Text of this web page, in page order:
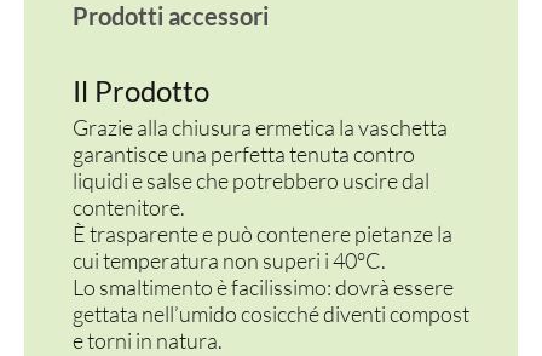
Prodotti accessori
Il Prodotto
Grazie alla chiusura ermetica la vaschetta
garantisce una perfetta tenuta contro
liquidi e salse che potrebbero uscire dal
contenitore.
È trasparente e può contenere pietanze la
cui temperatura non superi i 40°C.
Lo smaltimento è facilissimo: dovrà essere
gettata nell’umido cosicché diventi compost
e torni in natura.